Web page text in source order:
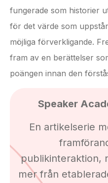
fungerade som historier
för det värde som
möjliga förverkligande.
fram av en berättelser
poängen innan den
Speaker
En artikelserie
publikinteraktion,
mer från